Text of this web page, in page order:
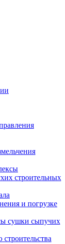
строительных
и погрузке
сушки сыпучих